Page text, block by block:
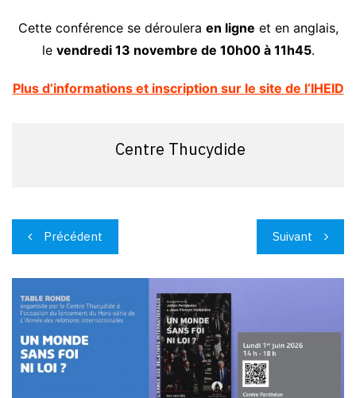
Cette conférence se déroulera en ligne et en anglais,
le vendredi 13 novembre de 10h00 à 11h45.
Plus d’informations et inscription sur le site de l’IHEID
Centre Thucydide
Navigation
de
l’article
Précédent Suivant